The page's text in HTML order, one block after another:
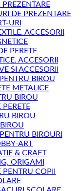
PREZENTARE
DE PREZENTARE
URI
ACCESORII
PERETE
ACCESORII
SI ACCESORII
BIROU
METALICE
BIROU
BIROU
BIROURI
ART
& CRAFT
ORIGAMI
COPII